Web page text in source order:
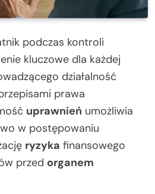
podczas kontroli
kluczowe dla każdej
działalność
prawa
uprawnień umożliwia
w postępowaniu
ryzyka finansowego
przed organem